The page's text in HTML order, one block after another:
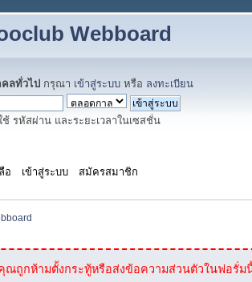
Webboard
ลทั่วไป กรุณา เข้าสู่ระบบ หรือ ลงทะเบียน
รหัสผ่าน และระยะเวลาในเซสชั่น
อ เข้าสู่ระบบ สมัครสมาชิก
ณถูกห้ามตั้งกระทู้หรือส่งข้อความส่วนตัวในฟอรั่ม